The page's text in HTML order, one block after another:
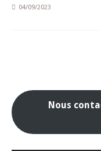
04/09/2023
Nous